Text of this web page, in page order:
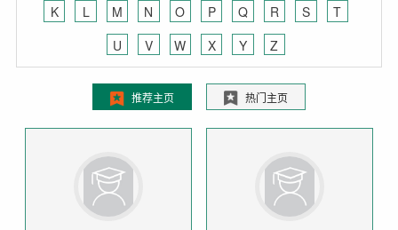
K
L M N O P Q R S
T
U
V W X Y Z
推荐主页 热门主页